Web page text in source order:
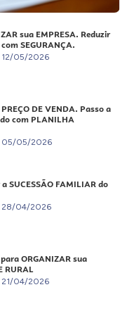
sua EMPRESA. Reduzir
SEGURANÇA.
12/05/2026
DE VENDA. Passo a
com PLANILHA
05/05/2026
SUCESSÃO FAMILIAR do
28/04/2026
ORGANIZAR sua
RURAL
21/04/2026